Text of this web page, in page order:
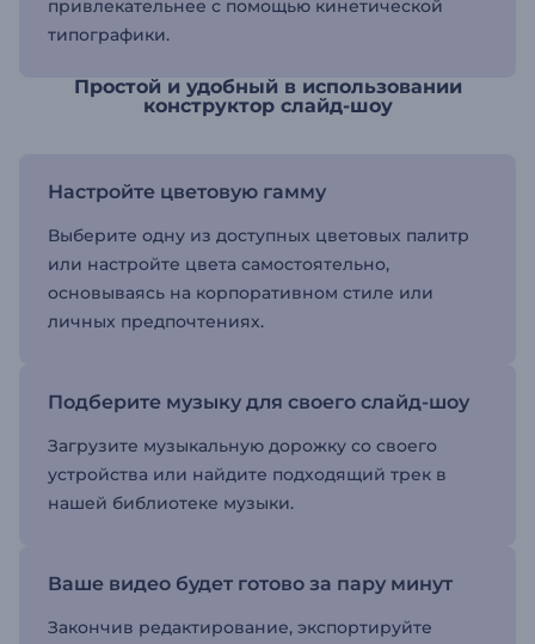
привлекательнее с помощью кинетической
типографики.
Простой и удобный в использовании
конструктор слайд-шоу
Настройте цветовую гамму
Выберите одну из доступных цветовых палитр
или настройте цвета самостоятельно,
основываясь на корпоративном стиле или
личных предпочтениях.
Подберите музыку для своего слайд-шоу
Загрузите музыкальную дорожку со своего
устройства или найдите подходящий трек в
нашей библиотеке музыки.
Ваше видео будет готово за пару минут
Закончив редактирование, экспортируйте